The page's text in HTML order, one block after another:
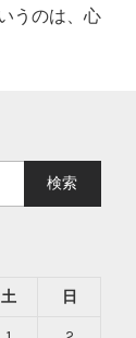
うのは、心
土 日